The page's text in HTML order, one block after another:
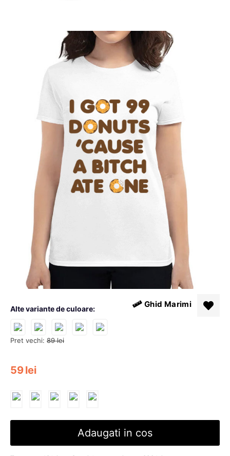
Pret vechi: 89 lei
59lei
Alte variante de culoare: Ghid Marimi
Adaugati in cos